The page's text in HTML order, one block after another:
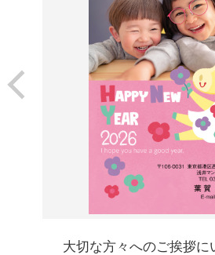
大切な方々へのご挨拶に